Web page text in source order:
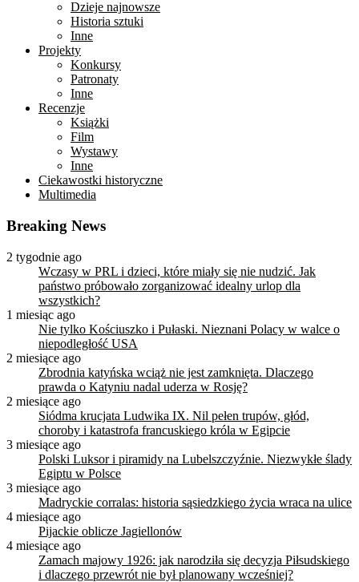
Dzieje najnowsze
Historia sztuki
Inne
Projekty
Konkursy
Patronaty
Inne
Recenzje
Książki
Film
Wystawy
Inne
Ciekawostki historyczne
Multimedia
Breaking News
2 tygodnie ago
Wczasy w PRL i dzieci, które miały się nie nudzić. Jak
państwo próbowało zorganizować idealny urlop dla
wszystkich?
1 miesiąc ago
Nie tylko Kościuszko i Pułaski. Nieznani Polacy w walce o
niepodległość USA
2 miesiące ago
Zbrodnia katyńska wciąż nie jest zamknięta. Dlaczego
prawda o Katyniu nadal uderza w Rosję?
2 miesiące ago
Siódma krucjata Ludwika IX. Nil pełen trupów, głód,
choroby i katastrofa francuskiego króla w Egipcie
3 miesiące ago
Polski Luksor i piramidy na Lubelszczyźnie. Niezwykłe ślady
Egiptu w Polsce
3 miesiące ago
Madryckie corralas: historia sąsiedzkiego życia wraca na ulice
4 miesiące ago
Pijackie oblicze Jagiellonów
4 miesiące ago
Zamach majowy 1926: jak narodziła się decyzja Piłsudskiego
i dlaczego przewrót nie był planowany wcześniej?